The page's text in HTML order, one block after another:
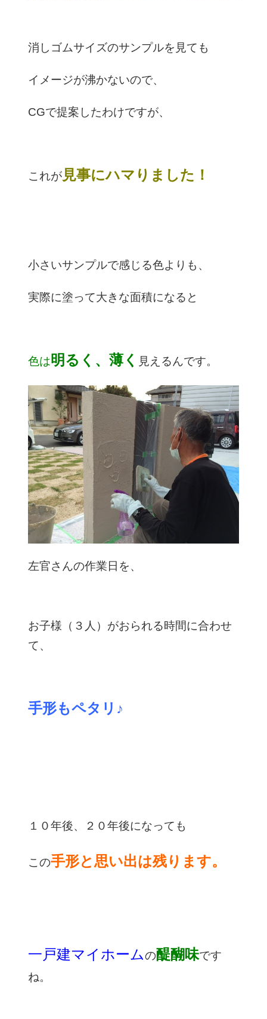
消しゴムサイズのサンプルを見ても
イメージが沸かないので、
CGで提案したわけですが、
これが見事にハマりました！
小さいサンプルで感じる色よりも、
実際に塗って大きな面積になると
色は明るく、薄く 見えるんです。
左官さんの作業日を、
お子様（３人）がおられる時間に合わせ
て、
手形もペタリ♪
１０年後、２０年後になっても
この手形と思い出は残ります。
一戸建マイホームの醍醐味です
ね。